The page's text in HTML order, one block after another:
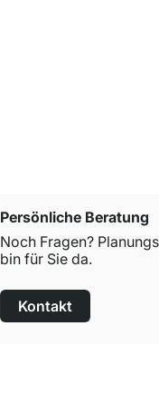
Persönliche Beratung
Noch Fragen?
bin für Sie da.
Kontakt